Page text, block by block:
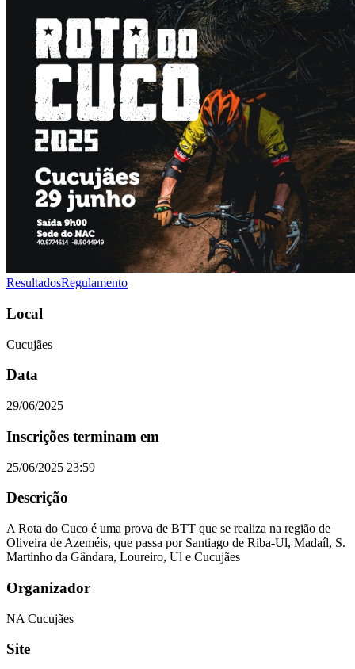
ResultadosRegulamento
Local
Cucujães
Data
29/06/2025
Inscrições terminam em
25/06/2025 23:59
Descrição
A Rota do Cuco é uma prova de BTT que se realiza na região de
Oliveira de Azeméis, que passa por Santiago de Riba-Ul, Madaíl, S.
Martinho da Gândara, Loureiro, Ul e Cucujães
Organizador
NA Cucujães
Site